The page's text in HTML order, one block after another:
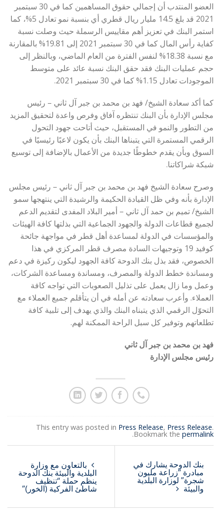
العضو المنتدب أن إجمالي حقوق المساهمين كما في 30 سبتمبر
2021 قد بلغ 14.5 مليار ريال قطري أي بنسبة نمو تعادل 5%، كما
استمر البنك في تعزيز أهم مقاييس الرسملة حيث وصلت نسبة
كفاية رأس المال كما في 30 سبتمبر 2021 إلى 19.81% بالمقارنة
مع نسبة 18.38% لنفس الفترة من العام الماضي، وبالنظر إلى
حجم عمليات البنك فقد حقق البنك نسبة عائد على متوسط
الموجودات تعادل 1.15% كما في 30 سبتمبر 2021.
كما أكد سعادة الشيخ/ فهد بن محمد بن جبر آل ثاني – رئيس
مجلس الإدارة بأن البنك تنتظره آفاق وفرص واعدة لتحقيق المزيد
من التطور والنمو في المستقبل، حيث أتاحت جهود التحول
الرقمي المستمرة التي يتبناها البنك بأن يكون لاعبًا رئيسيًا في
السوق وبأن يقدم خطوطًا جديدة من الأعمال بالإضافة إلى توسيع
شبكة شراكاتنا.
وصرح سعادة الشيخ فهد بن محمد بن جبر آل ثاني – رئيس مجلس
الإدارة بأنه وفي ظل القيادة الحكيمة والرشيدة التي ينتهجها سمو
الشيخ/ تميم بن حمد آل ثاني – أمير البلاد المفدى لتقديم الدعم
لجميع قطاعات الدولة والجهود الجماعية التي بذلتها كافة الهيئات
والمؤسسات في الدولة لمساعدة أهل قطر في مواجهة جائحة
كوفيد 19 وتوجيهات السادة مصرف قطر المركزي في هذا
الخصوص، فقد بذل بنك الدوحة كافة الجهود ليكون ركيزة في دعم
ومساندة خطط الدولة والمصرف، ومساندة ومساعدة الشركات،
وعمل وما زال يعمل على تذليل الصعوبات التي تواجه كافة
العملاء. وأعرب سعادته عن أمله في أن يتأقلم جميع العملاء مع
التحوّل الرقمي الذي يتبناه البنك والذي يهدف إلى تلبية كافة
تطلعاتهم وتوفير كل سبل الراحة الممكنة لهم.
فهد بن محمد بن جبر آل ثاني
رئيس مجلس الإدارة
This entry was posted in Press Release, Press Release.
Bookmark the permalink
.
بالتعاون مع وزارة
البلدية والبيئة بنك الدوحة
ينظم حملة “تنظيف
شاطئ الفركية (الخور)”
بنك الدوحة يشارك في
مبادرة “زراعة مليون
شجرة” لوزارة البلدية
والبيئة